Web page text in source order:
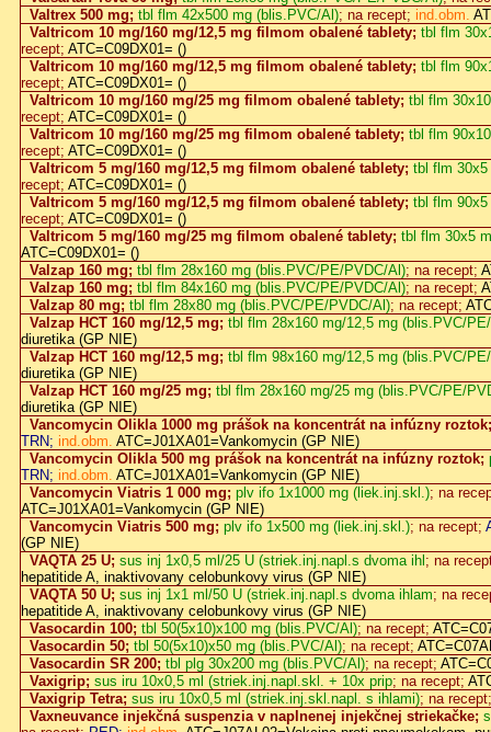
Valtrex 500 mg; tbl flm 42x500 mg (blis.PVC/Al); na recept; ind.obm.
Valtricom 10 mg/160 mg/12,5 mg filmom obalené tablety; tbl flm
recept; ATC=C09DX01= ()
Valtricom 10 mg/160 mg/12,5 mg filmom obalené tablety; tbl flm
recept; ATC=C09DX01= ()
Valtricom 10 mg/160 mg/25 mg filmom obalené tablety; tbl flm
recept; ATC=C09DX01= ()
Valtricom 10 mg/160 mg/25 mg filmom obalené tablety; tbl flm
recept; ATC=C09DX01= ()
Valtricom 5 mg/160 mg/12,5 mg filmom obalené tablety; tbl flm
recept; ATC=C09DX01= ()
Valtricom 5 mg/160 mg/12,5 mg filmom obalené tablety; tbl flm
recept; ATC=C09DX01= ()
Valtricom 5 mg/160 mg/25 mg filmom obalené tablety; tbl flm 30x5
ATC=C09DX01= ()
Valzap 160 mg; tbl flm 28x160 mg (blis.PVC/PE/PVDC/Al); na recept;
Valzap 160 mg; tbl flm 84x160 mg (blis.PVC/PE/PVDC/Al); na recept;
Valzap 80 mg; tbl flm 28x80 mg (blis.PVC/PE/PVDC/Al); na recept;
Valzap HCT 160 mg/12,5 mg; tbl flm 28x160 mg/12,5 mg (blis.PVC/
diuretika (GP NIE)
Valzap HCT 160 mg/12,5 mg; tbl flm 98x160 mg/12,5 mg (blis.PVC/
diuretika (GP NIE)
Valzap HCT 160 mg/25 mg; tbl flm 28x160 mg/25 mg (blis.PVC/PE/
diuretika (GP NIE)
Vancomycin Olikla 1000 mg prášok na koncentrát na infúzny
TRN; ind.obm. ATC=J01XA01=Vankomycin (GP NIE)
Vancomycin Olikla 500 mg prášok na koncentrát na infúzny roztok;
TRN; ind.obm. ATC=J01XA01=Vankomycin (GP NIE)
Vancomycin Viatris 1 000 mg; plv ifo 1x1000 mg (liek.inj.skl.); na
ATC=J01XA01=Vankomycin (GP NIE)
Vancomycin Viatris 500 mg; plv ifo 1x500 mg (liek.inj.skl.); na recept;
(GP NIE)
VAQTA 25 U; sus inj 1x0,5 ml/25 U (striek.inj.napl.s dvoma ihl ; na
hepatitide A, inaktivovany celobunkovy virus (GP NIE)
VAQTA 50 U; sus inj 1x1 ml/50 U (striek.inj.napl.s dvoma ihlam; na
hepatitide A, inaktivovany celobunkovy virus (GP NIE)
Vasocardin 100; tbl 50(5x10)x100 mg (blis.PVC/Al); na recept;
Vasocardin 50; tbl 50(5x10)x50 mg (blis.PVC/Al); na recept;
Vasocardin SR 200; tbl plg 30x200 mg (blis.PVC/Al); na recept;
Vaxigrip; sus iru 10x0,5 ml (striek.inj.napl.skl. + 10x prip; na recept;
Vaxigrip Tetra; sus iru 10x0,5 ml (striek.inj.skl.napl. s ihlami); na
Vaxneuvance injekčná suspenzia v naplnenej injekčnej striekačke;